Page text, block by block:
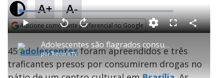
A+ A-
Adicione como fonte preferencial no Google
P Adolescentes são flagrados consumindo drogas em centro cultural de Brasília
porRecordTV
P V
t
a
r
0
e
A
n
ç
a
1
s
L
o
a
d
e
3
.
7
4
F
s
c
e
e
n
C
o
i
l
45adolescentesforam apreendidos e três
traficantes presos por consumirem drogas no